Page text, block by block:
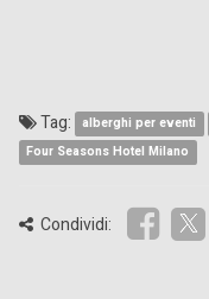
Tag: alberghi per eventi
Four Seasons Hotel Milano
Condividi: